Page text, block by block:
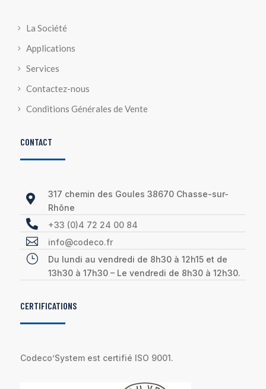
La Société
Applications
Services
Contactez-nous
Conditions Générales de Vente
CONTACT

317 chemin des Goules 38670 Chasse-sur-
Rhône
 +33 (0)4 72 24 00 84
 info@codeco.fr
}
Du lundi au vendredi de 8h30 à 12h15 et de
13h30 à 17h30 – Le vendredi de 8h30 à 12h30.
CERTIFICATIONS
Codeco’System est certifié ISO 9001.